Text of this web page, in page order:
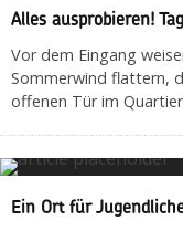
Alles ausprobieren!
Vor dem Eingang
Sommerwind flattern,
offenen Tür im
Ein Ort für